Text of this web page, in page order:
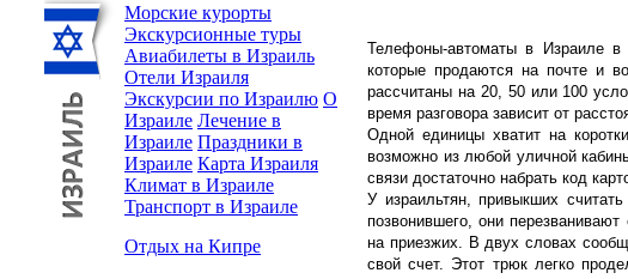
Морские курорты
Экскурсионные туры
Авиабилеты в Израиль
Отели Израиля
Экскурсии по Израилю О
Израиле Лечение в
Израиле Праздники в
Израиле Карта Израиля
Климат в Израиле
Транспорт в Израиле
Отдых на Кипре
Телефоны-автоматы в Израиле в
которые продаются на почте и
рассчитаны на 20, 50 или 100
время разговора зависит от
Одной единицы хватит на
возможно из любой уличной
связи достаточно набрать код
У израильтян, привыкших
позвонившего, они
на приезжих. В двух словах
свой счет. Этот трюк легко